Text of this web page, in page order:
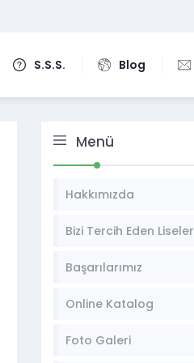
S.S.S. Blog
Menü
Hakkımızda
Bizi Tercih Eden Liseler
Başarılarımız
Online Katalog
Foto Galeri